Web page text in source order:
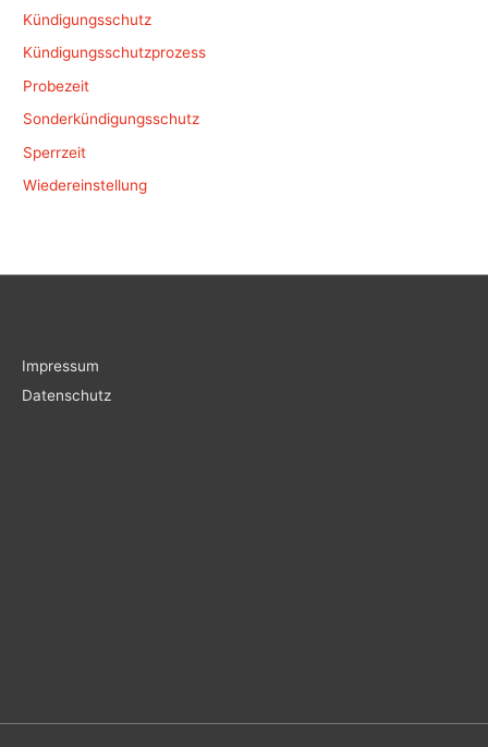
Kündigungsschutz
Kündigungsschutzprozess
Probezeit
Sonderkündigungsschutz
Sperrzeit
Wiedereinstellung
Impressum
Datenschutz